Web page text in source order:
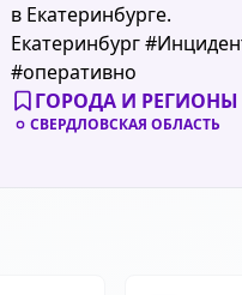
в Екатеринбурге.
Екатеринбург
#оперативно
ГОРОДА И РЕГИОНЫ
СВЕРДЛОВСКАЯ ОБЛАСТЬ